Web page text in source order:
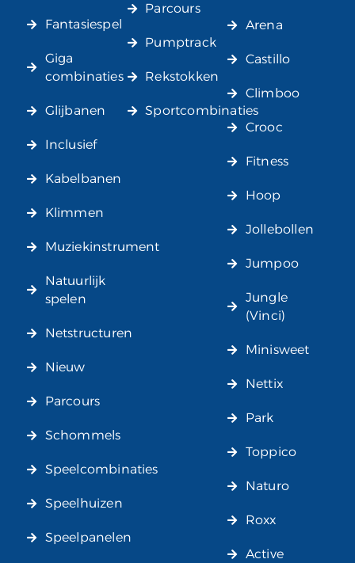
Fantasiespel
Giga
combinaties
Glijbanen
Inclusief
Kabelbanen
Klimmen
Muziekinstrument
Natuurlijk
spelen
Netstructuren
Nieuw
Parcours
Schommels
Speelcombinaties
Speelhuizen
Speelpanelen
Parcours
Pumptrack
Rekstokken
Sportcombinaties
Arena
Castillo
Climboo
Crooc
Fitness
Hoop
Jollebollen
Jumpoo
Jungle
(Vinci)
Minisweet
Nettix
Park
Toppico
Naturo
Roxx
Active